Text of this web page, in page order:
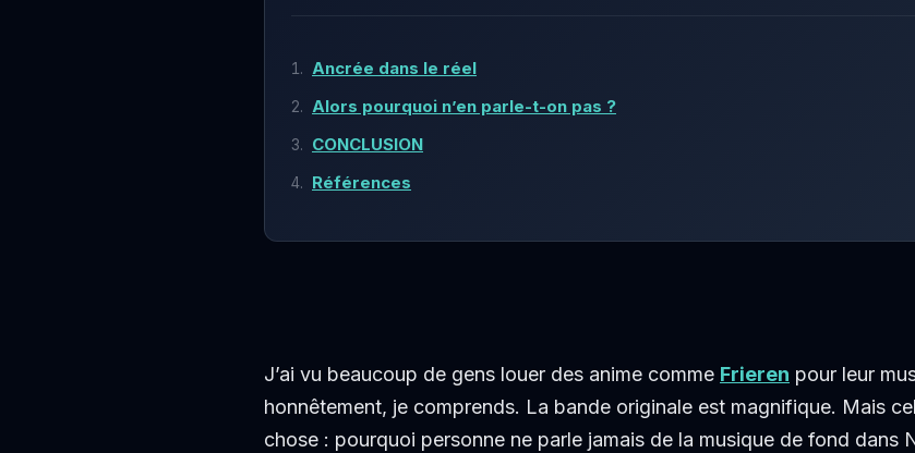
Ancrée dans le réel
Alors pourquoi n’en parle-t-on pas ?
CONCLUSION
Références
J’ai vu beaucoup de gens louer des anime comme Frieren pour leur
honnêtement, je comprends. La bande originale est magnifique. Mais
chose : pourquoi personne ne parle jamais de la musique de fond dans